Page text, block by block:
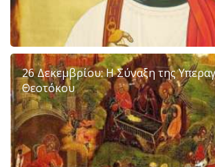
26 Δεκεμβρίου: Η Σύναξη της
Θεοτόκου